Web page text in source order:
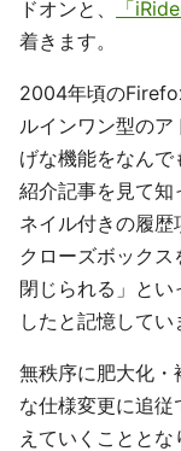
ドオンと、
「
着きます。
2004年頃の
ルインワン型の
げな機能をなんで
紹介記事を見て知
ネイル付きの履
クローズボック
閉じられる」と
したと記憶してい
無秩序に肥大化
な仕様変更に追
えていくこととな